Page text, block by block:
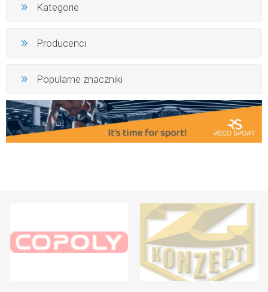
Kategorie
Producenci
Popularne znaczniki